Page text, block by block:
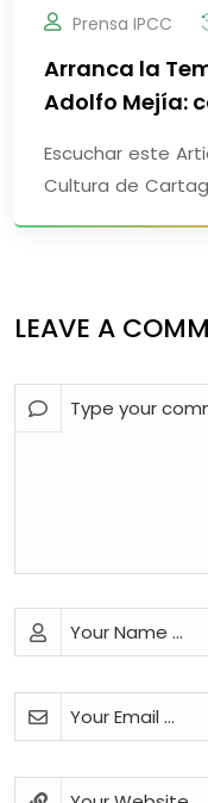
Prensa IPCC
Arranca la
Adolfo Mejía:
Escuchar este
Cultura de
LEAVE A